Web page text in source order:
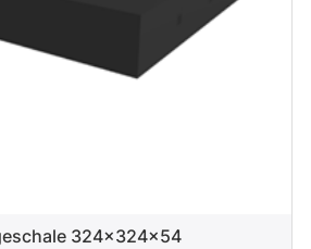
324x324x54